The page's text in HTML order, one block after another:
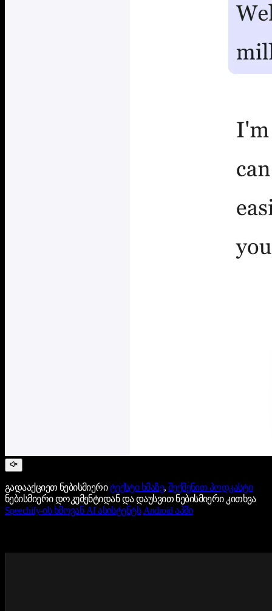
გადააქციეთ ნებისმიერიტექსტი ხმაზე, შექმენით პოდკასტი
ნებისმიერი დოკუმენტიდან და დაუსვით ნებისმიერი კითხვა
Speechify-ის ხმოვან AI ასისტენტს Android აპში